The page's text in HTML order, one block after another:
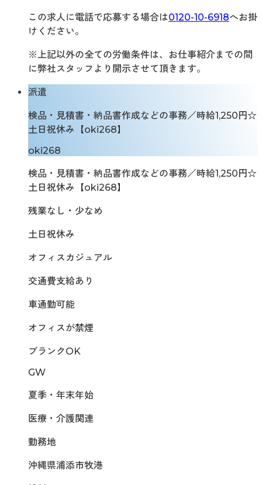
この求人に電話で応募する場合は0120-10-6918へお掛
けください。
※上記以外の全ての労働条件は、お仕事紹介までの間
に弊社スタッフより開示させて頂きます。
派遣
検品・見積書・納品書作成などの事務／時給1,250円☆
土日祝休み【oki268】
oki268
検品・見積書・納品書作成などの事務／時給1,250円☆
土日祝休み【oki268】
残業なし・少なめ
土日祝休み
オフィスカジュアル
交通費支給あり
車通勤可能
オフィスが禁煙
ブランクOK
GW
夏季・年末年始
医療・介護関連
勤務地
沖縄県浦添市牧港